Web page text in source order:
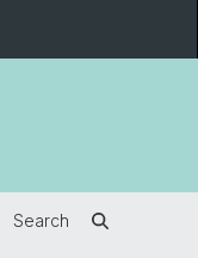
Search